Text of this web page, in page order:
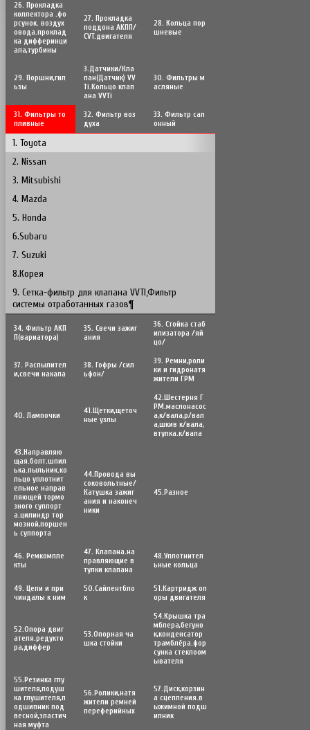
26. Прокладка
коллектора .фо
рсунок. воздух
овода.проклад
ка дифферинци
ала,турбины
27. Прокладка
поддона АКПП/
CVT.двигателя
28. Кольца пор
шневые
29. Поршни,гил
ьзы
3.Датчики/Кла
пан(Датчик) VV
Ti.Кольцо клап
ана VVTi
30. Фильтры м
асляные
31. Фильтры то
пливные
32. Фильтр воз
духа
33. Фильтр сал
онный
1. Toyota
2. Nissan
3. Mitsubishi
4. Mazda
5. Honda
6.Subaru
7. Suzuki
8.Корея
9. Сетка-фильтр для клапана VVTI,Фильтр
системы отработанных газов¶
34. Фильтр АКП
П(вариатора)
35. Свечи зажиг
ания
36. Стойка стаб
илизатора /яй
цо/
37. Распылител
и,свечи накала
38. Гофры /сил
ьфон/
39. Ремни,роли
ки и гидронатя
жители ГРМ
40. Лампочки
41.Щетки,щеточ
ные узлы
42.Шестерня Г
РМ.маслонасос
а,к/вала,р/вал
а,шкив к/вала,
втулка.к/вала
43.Направляю
щая.болт.шпил
ька.пыльник.ко
льцо уплотнит
ельное направ
ляющей тормо
зного суппорт
а.цилиндр тор
мозной,поршен
ь суппорта
44.Провода вы
соковольтные/
Катушка зажиг
ания и наконеч
ники
45.Разное
46. Ремкомпле
кты
47. Клапана.на
правляющие в
тулки клапана
48.Уплотнител
ьные кольца
49. Цепи и при
чиндалы к ним
50.Сайлентбло
к
51.Картридж оп
оры двигателя
52.Опора двиг
ателя.редукто
ра,диффер
53.Опорная ча
шка стойки
54.Крышка тра
мблера,бегуно
к,конденсатор
трамблёра.фор
сунка стеклоом
ывателя
55.Резинка глу
шителя,подуш
ка глушителя,п
одшипник под
весной,эластич
ная муфта
56.Poлики,натя
жители ремней
переферийных
57.Диск,корзин
а сцепления.в
ыжимной подш
ипник